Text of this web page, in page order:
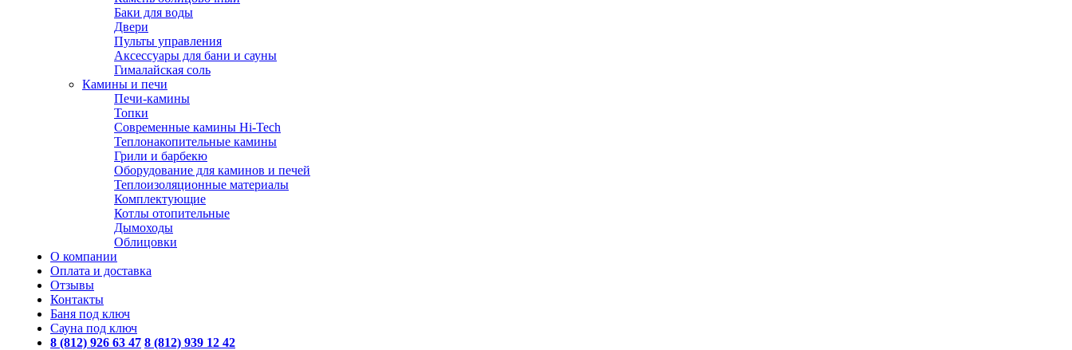
Баки для воды
Двери
Пульты управления
Аксессуары для бани и сауны
Гималайская соль
Камины и печи
Печи-камины
Топки
Современные камины Hi-Tech
Теплонакопительные камины
Грили и барбекю
Оборудование для каминов и печей
Теплоизоляционные материалы
Комплектующие
Котлы отопительные
Дымоходы
Облицовки
О компании
Оплата и доставка
Отзывы
Контакты
Баня под ключ
Сауна под ключ
8 (812) 926 63 47 8 (812) 939 12 42